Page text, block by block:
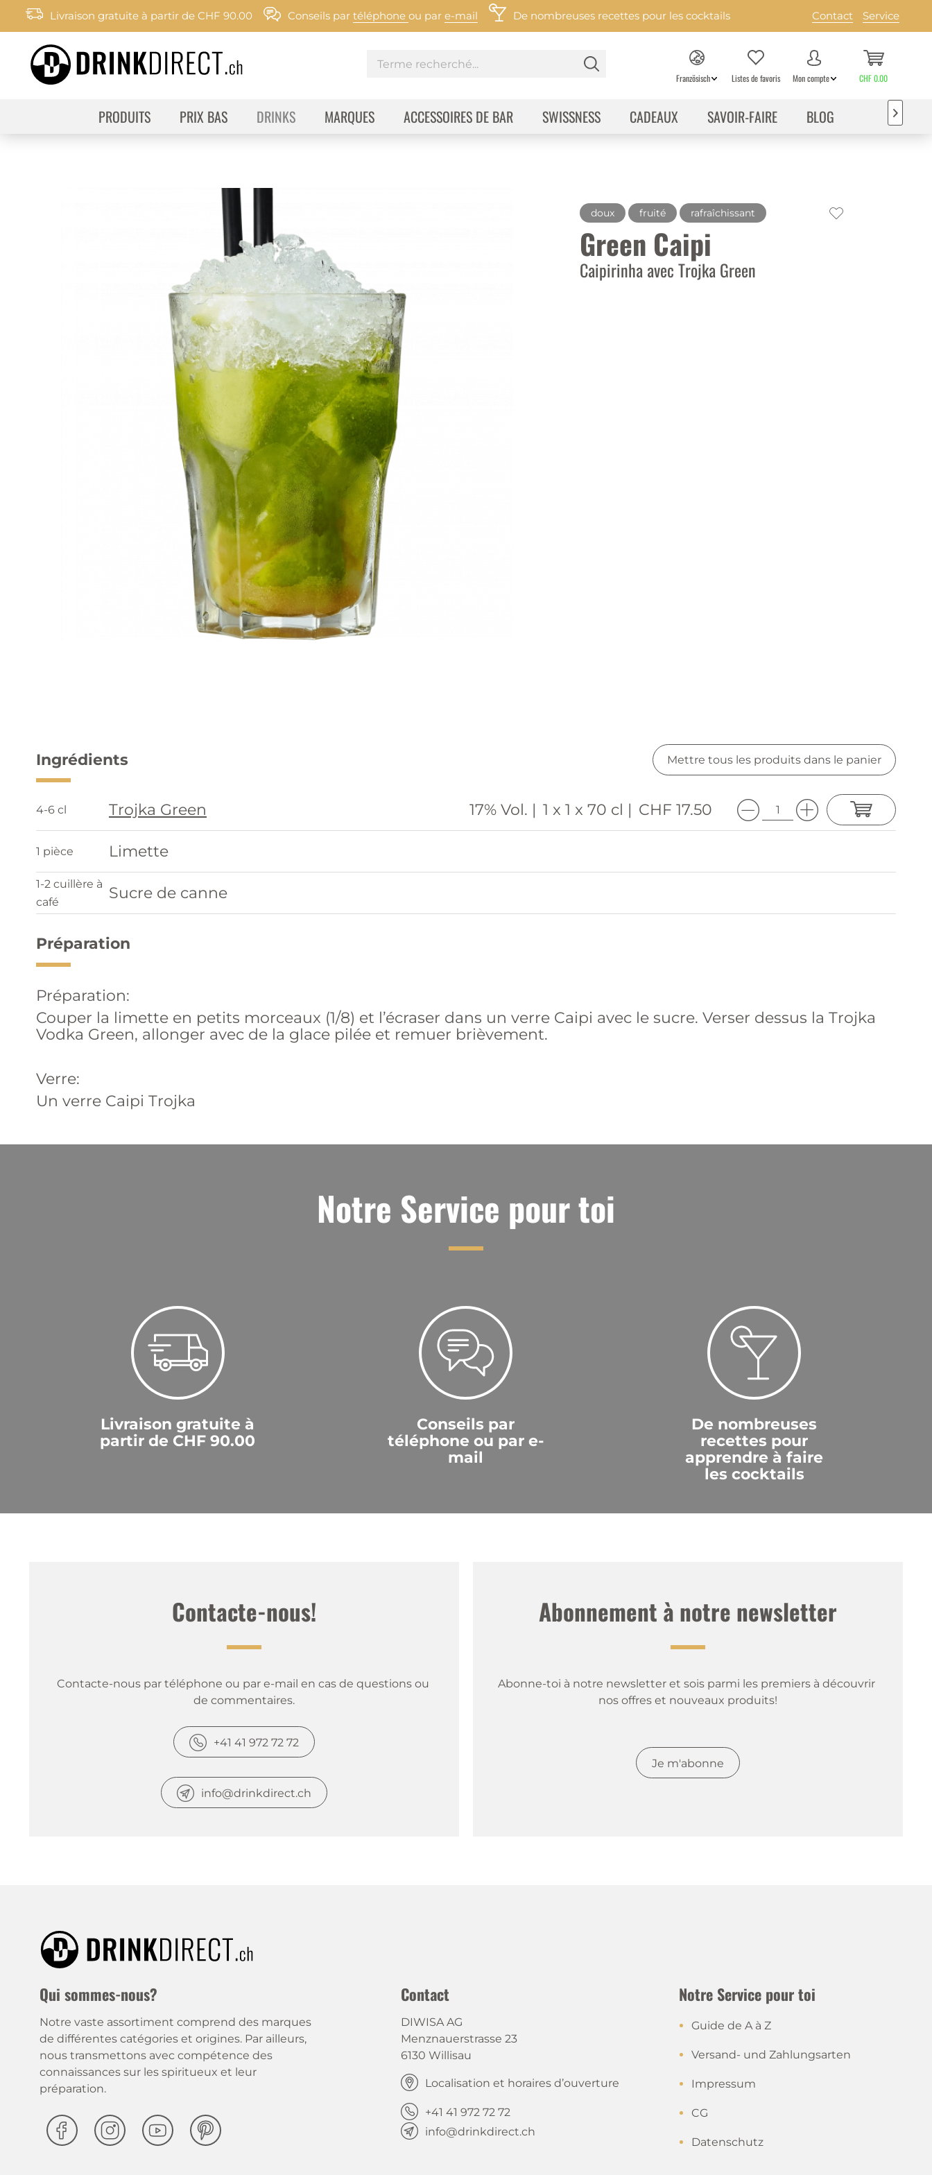
Livraison gratuite à partir de CHF 90.00 Conseils par téléphone ou par e-mail De nombreuses recettes pour les cocktails Contact Service
Französisch Listes de favoris Mon compte CHF 0.00
PRODUITS PRIX BAS DRINKS MARQUES ACCESSOIRES DE BAR SWISSNESS CADEAUX SAVOIR-FAIRE BLOG 
doux fruité rafraîchissant
Green Caipi
Caipirinha avec Trojka Green
Ingrédients Mettre tous les produits dans le panier
4-6 cl Trojka Green 17% Vol. | 1 x 1 x 70 cl | CHF 17.50
1 pièce Limette
1-2 cuillère à
café
Sucre de canne
Préparation
Préparation:
Couper la limette en petits morceaux (1/8) et l’écraser dans un verre Caipi avec le sucre. Verser dessus la Trojka
Vodka Green, allonger avec de la glace pilée et remuer brièvement.
Verre:
Un verre Caipi Trojka
Notre Service pour toi
Livraison gratuite à
partir de CHF 90.00
Conseils par
téléphone ou par e-
mail
De nombreuses
recettes pour
apprendre à faire
les cocktails
Contacte-nous!
Contacte-nous par téléphone ou par e-mail en cas de questions ou
de commentaires.
+41 41 972 72 72
info@drinkdirect.ch
Abonnement à notre newsletter
Abonne-toi à notre newsletter et sois parmi les premiers à découvrir
nos offres et nouveaux produits!
Je m'abonne
Qui sommes-nous?
Notre vaste assortiment comprend des marques
de différentes catégories et origines. Par ailleurs,
nous transmettons avec compétence des
connaissances sur les spiritueux et leur
préparation.
Contact
DIWISA AG
Menznauerstrasse 23
6130 Willisau
Localisation et horaires d’ouverture
+41 41 972 72 72
info@drinkdirect.ch
Notre Service pour toi
Guide de A à Z
Versand- und Zahlungsarten
Impressum
CG
Datenschutz